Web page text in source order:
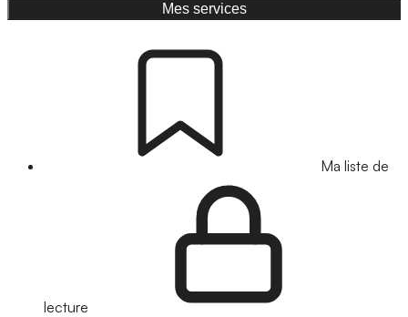
Mes services
Ma liste de
lecture